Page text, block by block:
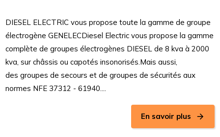
DIESEL ELECTRIC vous propose toute la gamme de groupe
électrogène GENELECDiesel Electric vous propose la gamme
complète de groupes électrogènes DIESEL de 8 kva à 2000
kva, sur châssis ou capotés insonorisés.Mais aussi,
des groupes de secours et de groupes de sécurités aux
normes NFE 37312 - 61940....
En savoir plus